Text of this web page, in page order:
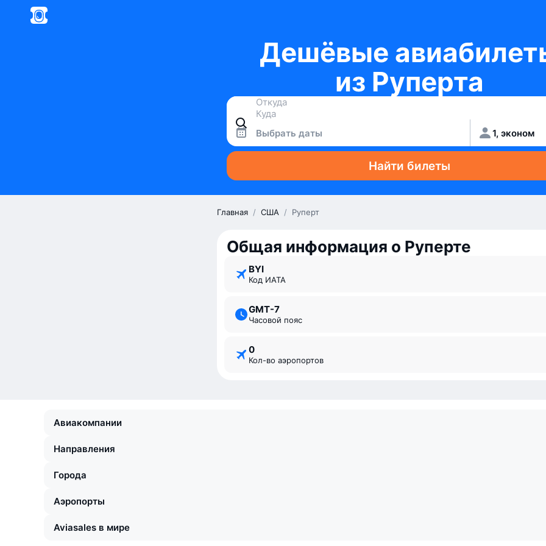
Дешёвые
из Руперта
Выбрать даты 1, эконом
Найти билеты
Главная / США / Руперт
Общая информация о Руперте
BYI
Код ИАТА
GMT-7
Часовой пояс
0
Кол-во аэропортов
Авиакомпании
Направления
Города
Аэропорты
Aviasales в мире